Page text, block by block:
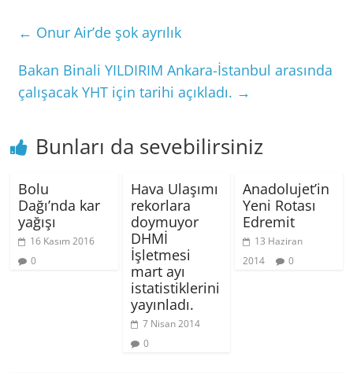
← Onur Air’de şok ayrılık
Bakan Binali YILDIRIM Ankara-İstanbul arasında
çalışacak YHT için tarihi açıkladı. →
Bunları da sevebilirsiniz
Bolu
Dağı’nda kar
yağışı
16 Kasım 2016
0
Hava Ulaşımı
rekorlara
doymuyor
DHMİ
İşletmesi
mart ayı
istatistiklerini
yayınladı.
7 Nisan 2014
0
Anadolujet’in
Yeni Rotası
Edremit
13 Haziran
2014
0